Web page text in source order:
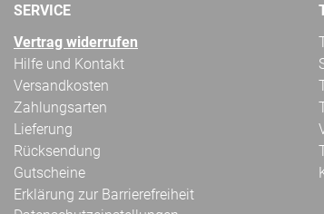
SERVICE
Vertrag widerrufen
Hilfe und Kontakt
Versandkosten
Zahlungsarten
Lieferung
Rücksendung
Gutscheine
Erklärung zur Barrierefreiheit